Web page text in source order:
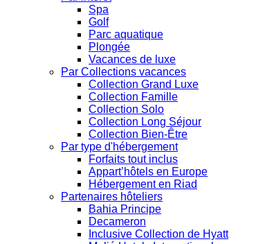
Spa
Golf
Parc aquatique
Plongée
Vacances de luxe
Par Collections vacances
Collection Grand Luxe
Collection Famille
Collection Solo
Collection Long Séjour
Collection Bien-Être
Par type d'hébergement
Forfaits tout inclus
Appart’hôtels en Europe
Hébergement en Riad
Partenaires hôteliers
Bahia Principe
Decameron
Inclusive Collection de Hyatt